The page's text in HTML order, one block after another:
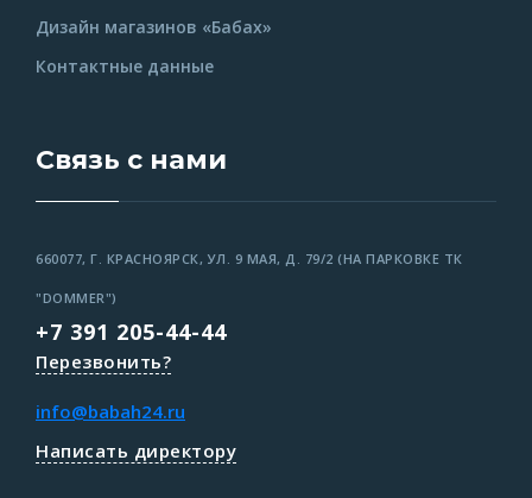
Дизайн магазинов «Бабах»
Контактные данные
Связь с нами
660077, Г. КРАСНОЯРСК, УЛ. 9 МАЯ, Д. 79/2 (НА ПАРКОВКЕ ТК
"DOMMER")
+7 391 205-44-44
Перезвонить?
info@babah24.ru
Написать директору